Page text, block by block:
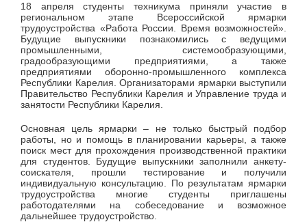
18 апреля студенты техникума приняли участие в
региональном этапе Всероссийской ярмарки
трудоустройства «Работа России. Время возможностей».
Будущие выпускники познакомились с ведущими
промышленными, системообразующими,
градообразующими предприятиями, а также
предприятиями оборонно-промышленного комплекса
Республики Карелия. Организаторами ярмарки выступили
Правительство Республики Карелия и Управление труда и
занятости Республики Карелия.
Основная цель ярмарки – не только быстрый подбор
работы, но и помощь в планировании карьеры, а также
поиск мест для прохождения производственной практики
для студентов. Будущие выпускники заполнили анкету-
соискателя, прошли тестирование и получили
индивидуальную консультацию. По результатам ярмарки
трудоустройства многие студенты приглашены
работодателями на собеседование и возможное
дальнейшее трудоустройство.